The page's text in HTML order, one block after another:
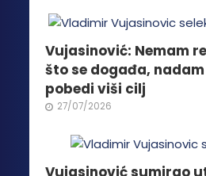
mogu
biti
izabrane
na
stranici
Vujasinović: Nemam
što se događa, nadam
pobedi viši cilj
27/07/2026
Vujasinović sumirao